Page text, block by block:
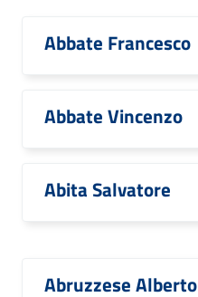
Abbate Francesco
Abbate Vincenzo
Abita Salvatore
Abruzzese Alberto